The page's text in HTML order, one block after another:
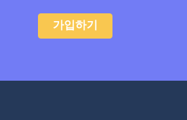
가입하기